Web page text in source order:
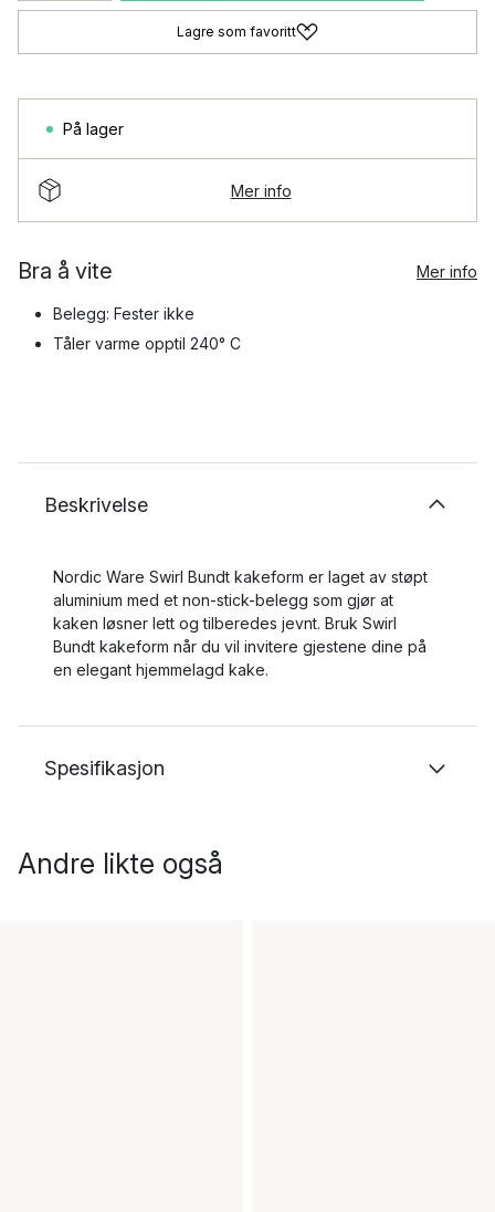
Lagre som favoritt
På lager
Mer info
Bra å vite Mer info
Belegg: Fester ikke
Tåler varme opptil 240° C
Beskrivelse
Nordic Ware Swirl Bundt kakeform er laget av støpt
aluminium med et non-stick-belegg som gjør at
kaken løsner lett og tilberedes jevnt. Bruk Swirl
Bundt kakeform når du vil invitere gjestene dine på
en elegant hjemmelagd kake.
Spesifikasjon
Andre likte også